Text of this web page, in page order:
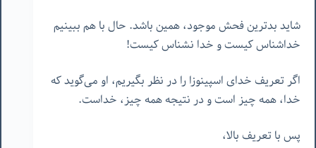
شاید بدترین فحش موجود، همین باشد. حال با هم ببینیم
خداشناس کیست و خدا نشناس کیست!
اگر تعریف خدای اسپینوزا را در نظر بگیریم، او می‌گوید که
خدا، همه چیز است و در نتیجه همه چیز، خداست.
پس با تعریف بالا،